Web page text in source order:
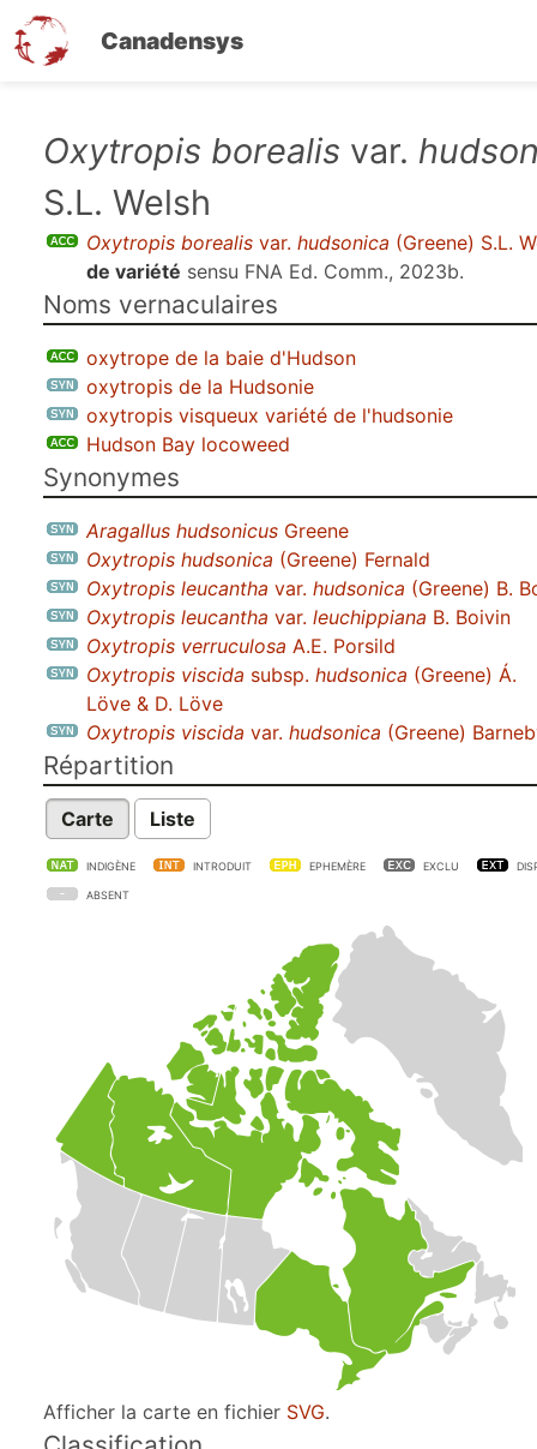
Canadensys
contenu
Oxytropis borealis var.
S.L. Welsh
Oxytropis borealis var. hudsonica (Greene) S.L.
de variété sensu FNA Ed. Comm., 2023b.
Noms vernaculaires
oxytrope de la baie d'Hudson
oxytropis de la Hudsonie
oxytropis visqueux variété de l'hudsonie
Hudson Bay locoweed
Synonymes
Aragallus hudsonicus Greene
Oxytropis hudsonica (Greene) Fernald
Oxytropis leucantha var. hudsonica (Greene) B.
Oxytropis leucantha var. leuchippiana B. Boivin
Oxytropis verruculosa A.E. Porsild
Oxytropis viscida subsp. hudsonica (Greene) Á.
Löve & D. Löve
Oxytropis viscida var. hudsonica (Greene)
Répartition
Carte Liste
INDIGÈNE INTRODUIT EPHEMÈRE EXCLU
ABSENT
Afficher la carte en fichier SVG.